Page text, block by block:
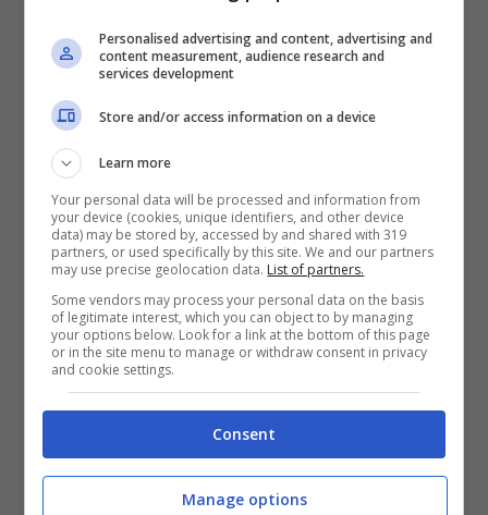
Tutti si domandano quale sarà il destino
delle auto alimentate a benzina e diesel,
ed ora proveremo a dare una risposta.Va
detto che esse non spariranno del tutto, in
quanto quelle in circolazione potranno
continuare a girare
acquistare prodotti nuovi dotati del motore
a combustione.
Personalised advertising and content, advertising and
content measurement, audience research and
services development
Store and/or access information on a device
Learn more
Your personal data will be processed and information from
your device (cookies, unique identifiers, and other device
data) may be stored by, accessed by and shared with 319
partners, or used specifically by this site. We and our partners
may use precise geolocation data. List of partners.
Some vendors may process your personal data on the basis
of legitimate interest, which you can object to by managing
your options below. Look for a link at the bottom of this page
or in the site menu to manage or withdraw consent in privacy
and cookie settings.
Consent
Manage options